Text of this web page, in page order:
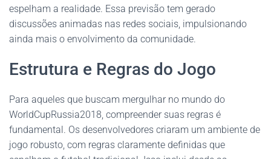
espelham a realidade. Essa previsão tem gerado
discussões animadas nas redes sociais, impulsionando
ainda mais o envolvimento da comunidade.
Estrutura e Regras do Jogo
Para aqueles que buscam mergulhar no mundo do
WorldCupRussia2018, compreender suas regras é
fundamental. Os desenvolvedores criaram um ambiente de
jogo robusto, com regras claramente definidas que